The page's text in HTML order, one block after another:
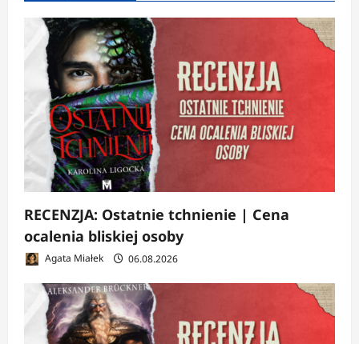
RECENZJA: Ostatnie tchnienie | Cena
ocalenia bliskiej osoby
Agata Miałek 06.08.2026